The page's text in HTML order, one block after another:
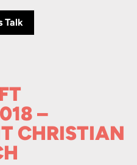
Talk
–
CHRISTIAN